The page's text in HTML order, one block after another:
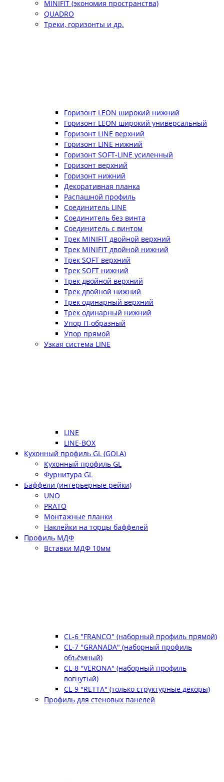
MINIFIT (экономия пространства)
QUADRO
Треки, горизонты и др.
Горизонт LEON широкий нижний
Горизонт LEON широкий универсальный
Горизонт LINE верхний
Горизонт LINE нижний
Горизонт SOFT-LINE усиленный
Горизонт верхний
Горизонт нижний
Декоративная планка
Распашной профиль
Соединитель LINE
Соединитель без винта
Соединитель с винтом
Трек MINIFIT двойной верхний
Трек MINIFIT двойной нижний
Трек SOFT верхний
Трек SOFT нижний
Трек двойной верхний
Трек двойной нижний
Трек одинарный верхний
Трек одинарный нижний
Упор П-образный
Упор прямой
Узкая система LINE
LINE
LINE-BOX
Кухонный профиль GL (GOLA)
Кухонный профиль GL
Фурнитура GL
Баффели (интерьерные рейки)
UNO
PRATO
Монтажные планки
Наклейки на торцы баффелей
Профиль МДФ
Вставки МДФ 10мм
CL-6 "FRANCO" (наборный профиль прямой)
CL-7 "GRANADA" (наборный профиль
объёмный)
CL-8 "VERONA" (наборный профиль
вогнутый)
CL-9 "RETTA" (только структурные декоры)
Профиль для стеновых панелей